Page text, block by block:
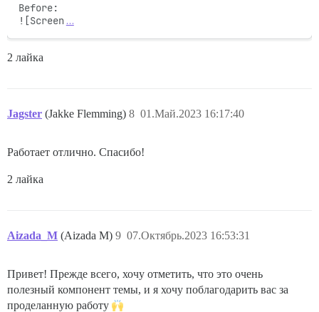
Before:
![Screen …
2 лайка
Jagster (Jakke Flemming) 01.Май.2023 16:17:40
8
Работает отлично. Спасибо!
2 лайка
Aizada_M (Aizada M) 07.Октябрь.2023 16:53:31
9
Привет! Прежде всего, хочу отметить, что это очень
полезный компонент темы, и я хочу поблагодарить вас за
проделанную работу